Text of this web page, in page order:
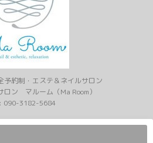
予約制・エステ＆ネイルサロン
ロン マルーム（Ma Room）
090-3182-5684